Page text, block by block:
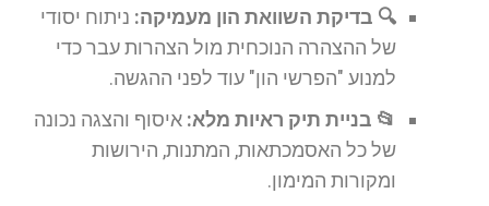
🔍 בדיקת השוואת הון מעמיקה: ניתוח יסודי
של ההצהרה הנוכחית מול הצהרות עבר כדי
למנוע "הפרשי הון" עוד לפני ההגשה.
📂 בניית תיק ראיות מלא: איסוף והצגה נכונה
של כל האסמכתאות, המתנות, הירושות
ומקורות המימון.